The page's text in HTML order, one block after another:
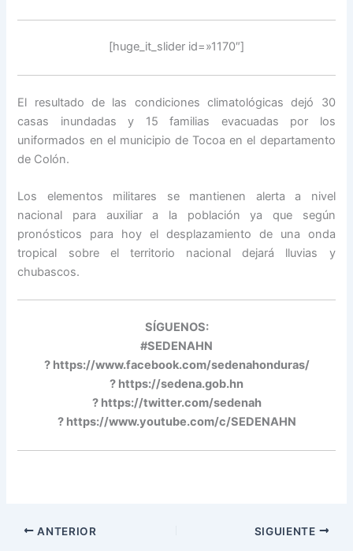
[huge_it_slider id=»1170″]
El resultado de las condiciones climatológicas dejó 30
casas inundadas y 15 familias evacuadas por los
uniformados en el municipio de Tocoa en el departamento
de Colón.
Los elementos militares se mantienen alerta a nivel
nacional para auxiliar a la población ya que según
pronósticos para hoy el desplazamiento de una onda
tropical sobre el territorio nacional dejará lluvias y
chubascos.
SÍGUENOS:
#SEDENAHN
? https://www.facebook.com/sedenahonduras/
? https://sedena.gob.hn
? https://twitter.com/sedenah
? https://www.youtube.com/c/SEDENAHN
ANTERIOR SIGUIENTE